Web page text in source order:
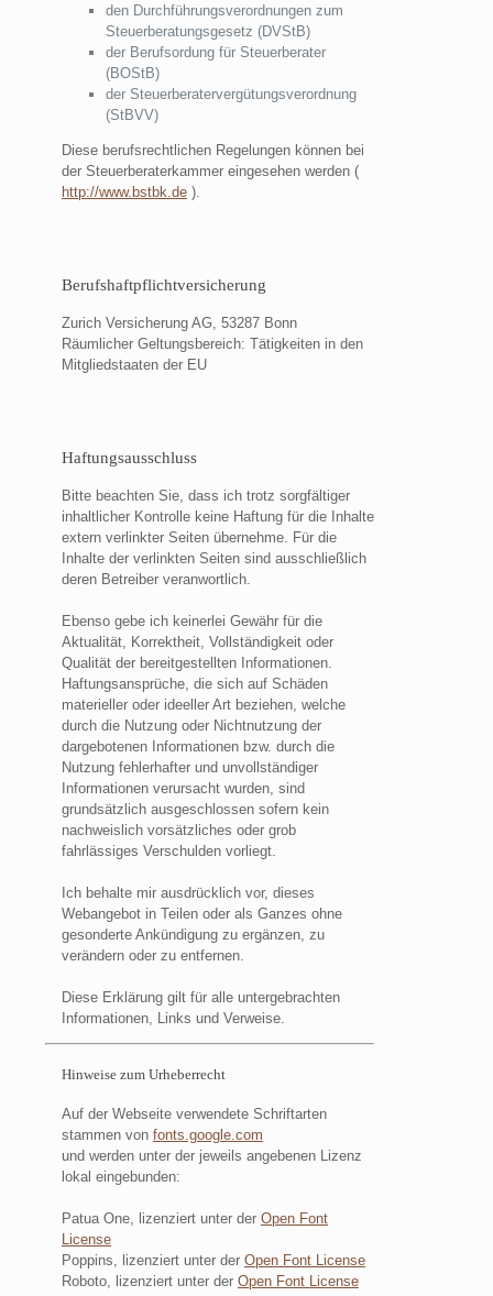
den Durchführungsverordnungen zum
Steuerberatungsgesetz (DVStB)
der Berufsordung für Steuerberater
(BOStB)
der Steuerberatervergütungsverordnung
(StBVV)
Diese berufsrechtlichen Regelungen können bei
der Steuerberaterkammer eingesehen werden (
http://www.bstbk.de).
Berufshaftpflichtversicherung
Zurich Versicherung AG, 53287 Bonn
Räumlicher Geltungsbereich: Tätigkeiten in den
Mitgliedstaaten der EU
Haftungsausschluss
Bitte beachten Sie, dass ich trotz sorgfältiger
inhaltlicher Kontrolle keine Haftung für die Inhalte
extern verlinkter Seiten übernehme. Für die
Inhalte der verlinkten Seiten sind ausschließlich
deren Betreiber veranwortlich.
Ebenso gebe ich keinerlei Gewähr für die
Aktualität, Korrektheit, Vollständigkeit oder
Qualität der bereitgestellten Informationen.
Haftungsansprüche, die sich auf Schäden
materieller oder ideeller Art beziehen, welche
durch die Nutzung oder Nichtnutzung der
dargebotenen Informationen bzw. durch die
Nutzung fehlerhafter und unvollständiger
Informationen verursacht wurden, sind
grundsätzlich ausgeschlossen sofern kein
nachweislich vorsätzliches oder grob
fahrlässiges Verschulden vorliegt.
Ich behalte mir ausdrücklich vor, dieses
Webangebot in Teilen oder als Ganzes ohne
gesonderte Ankündigung zu ergänzen, zu
verändern oder zu entfernen.
Diese Erklärung gilt für alle untergebrachten
Informationen, Links und Verweise.
Hinweise zum Urheberrecht
Auf der Webseite verwendete Schriftarten
stammen von fonts.google.com
und werden unter der jeweils angebenen Lizenz
lokal eingebunden:
Patua One, lizenziert unter der Open Font
License
Poppins, lizenziert unter der Open Font License
Roboto, lizenziert unter der Open Font License